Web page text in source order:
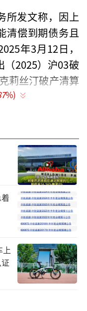
所发文称，因上
清偿到期债务且
年3月12日，
2025）沪03破
莉丝汀破产清算
。
网络，以“我对
工”等发言表达
年4月上旬公开
顶着“烘焙第一
一定会大有希
史里，创始人罗
在他的手里，克
死回生-走进末
%)